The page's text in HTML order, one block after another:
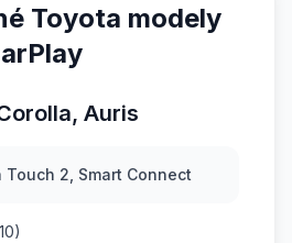
Toyota modely
Auris
Touch 2, Smart Connect